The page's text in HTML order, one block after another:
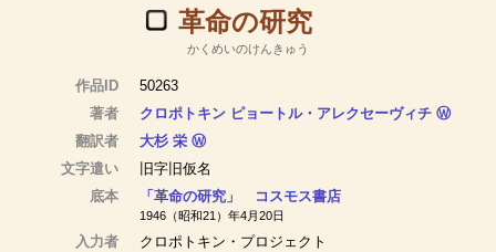
革命の研究
かくめいのけんきゅう
作品ID
50263
著者
クロポトキン ピョートル・アレクセーヴィチ Ⓦ
翻訳者
大杉 栄 Ⓦ
文字遣い
旧字旧仮名
底本
「革命の研究」 コスモス書店
1946（昭和21）年4月20日
入力者
クロポトキン・プロジェクト